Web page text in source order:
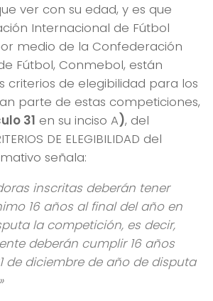
ver con su edad, y es que
Internacional de Fútbol
medio de la Confederación
Fútbol, Conmebol, están
criterios de elegibilidad para los
parte de estas competiciones,
31 en su inciso A), del
DE ELEGIBILIDAD del
señala:
inscritas deberán tener
16 años al final del año en
la competición, es decir,
deberán cumplir 16 años
de diciembre de año de disputa